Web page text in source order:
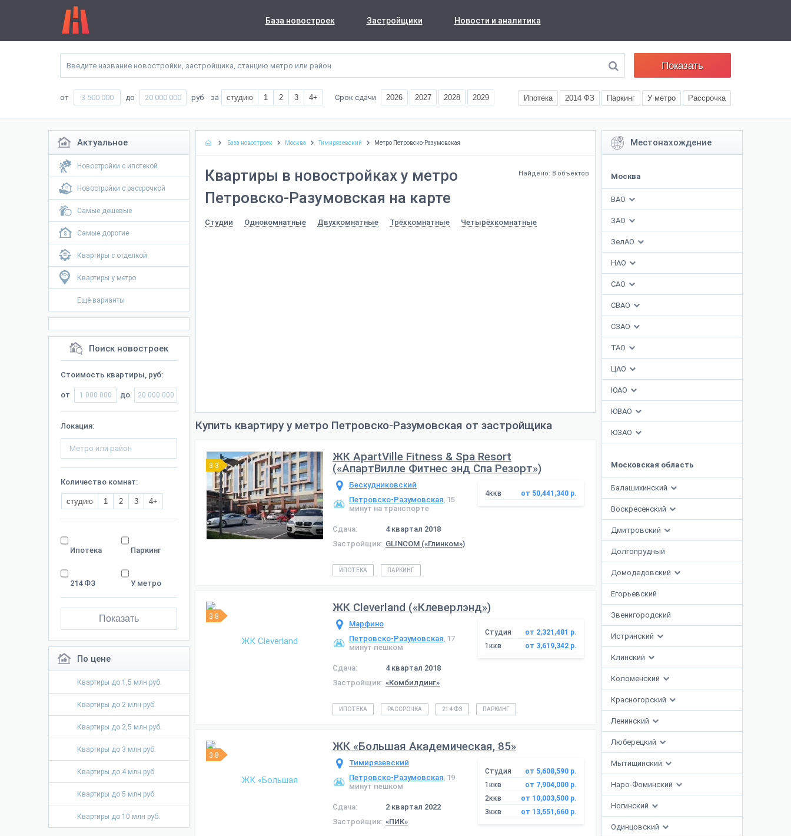
База новостроек Застройщики Новости и аналитика
Показать
от до руб за студию 1 2 3 4+ Срок сдачи 2026 2027 2028 2029 Ипотека 2014 ФЗ Паркинг У метро Рассрочка
Актуальное
Новостройки с ипотекой
Новостройки с рассрочкой
Самые дешевые
Самые дорогие
Квартиры с отделкой
Квартиры у метро
Ещё варианты
Поиск новостроек
Стоимость квартиры, руб:
от до
Локация:
Количество комнат:
студию 1 2 3 4+
Ипотека Паркинг
214 ФЗ У метро
Показать
По цене
Квартиры до 1,5 млн руб.
Квартиры до 2 млн руб.
Квартиры до 2,5 млн руб.
Квартиры до 3 млн руб.
Квартиры до 4 млн руб.
Квартиры до 5 млн руб.
Квартиры до 10 млн руб.
Местонахождение
Москва
ВАО
ЗАО
ЗелАО
НАО
САО
СВАО
СЗАО
ТАО
ЦАО
ЮАО
ЮВАО
ЮЗАО
Московская область
Балашихинский
Воскресенский
Дмитровский
Долгопрудный
Домодедовский
Егорьевский
Звенигородский
Истринский
Клинский
Коломенский
Красногорский
Ленинский
Люберецкий
Мытищинский
Наро-Фоминский
Ногинский
Одинцовский
База новостроек Москва Тимирязевский Метро Петровско-Разумовская
Найдено: 8 объектов
Квартиры в новостройках у метро
Петровско-Разумовская на карте
Студии Однокомнатные Двухкомнатные Трёхкомнатные Четырёхкомнатные
Купить квартиру у метро Петровско-Разумовская от застройщика
3.3
ЖК ApartVille Fitness & Spa Resort
(«АпартВилле Фитнес энд Спа Резорт»)
Бескудниковский
Петровско-Разумовская, 15
минут на транспорте
Сдача:
4 квартал 2018
Застройщик: GLINCOM («Глинком»)
4ккв от 50,441,340 р.
ИПОТЕКА ПАРКИНГ
3.8
ЖК Cleverland («Клеверлэнд»)
Марфино
Петровско-Разумовская, 17
минут пешком
Сдача:
4 квартал 2018
Застройщик: «Комбилдинг»
Студия
от 2,321,481 р.
1ккв
от 3,619,342 р.
ИПОТЕКА РАССРОЧКА 214 ФЗ ПАРКИНГ
3.8
ЖК «Большая Академическая, 85»
Тимирязевский
Петровско-Разумовская, 19
минут пешком
Сдача:
2 квартал 2022
Застройщик: «ПИК»
Студия
от 5,608,590 р.
1ккв
от 7,904,000 р.
2ккв
от 10,003,500 р.
3ккв
от 13,551,660 р.